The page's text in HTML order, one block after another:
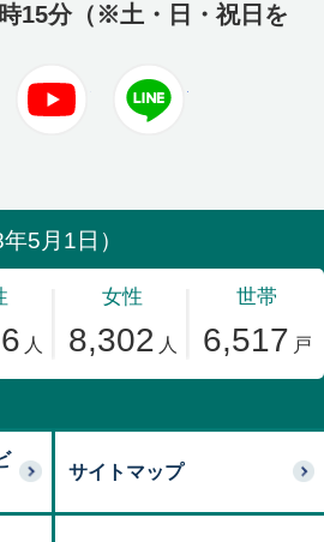
15分（※土・日・祝日を
Facebook Youtube
サイトマップ